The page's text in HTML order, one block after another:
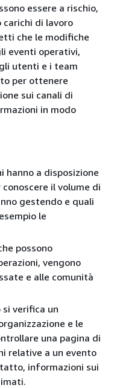
essere a rischio,
carichi di lavoro
che le modifiche
eventi operativi,
utenti e i team
per ottenere
sui canali di
in modo
hanno a disposizione
il volume di
gestendo e quali
le
possono
vengono
e alle comunità
si verifica un
e le
una pagina di
relative a un evento
informazioni sui